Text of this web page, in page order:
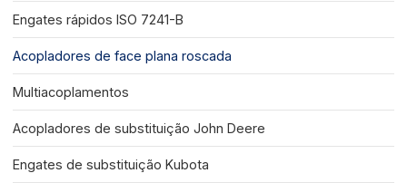
Engates rápidos ISO 7241-B
Acopladores de face plana roscada
Multiacoplamentos
Acopladores de substituição John Deere
Engates de substituição Kubota